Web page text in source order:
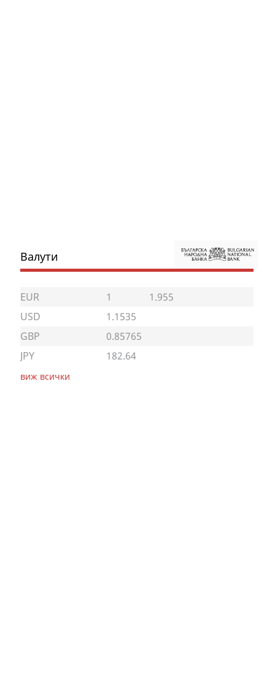
Валути
EUR 1
1.955
USD
1.1535
GBP
0.85765
JPY
182.64
виж всички